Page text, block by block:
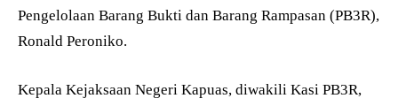
Pengelolaan Barang Bukti dan Barang Rampasan (PB3R),
Ronald Peroniko.
Kepala Kejaksaan Negeri Kapuas, diwakili Kasi PB3R,